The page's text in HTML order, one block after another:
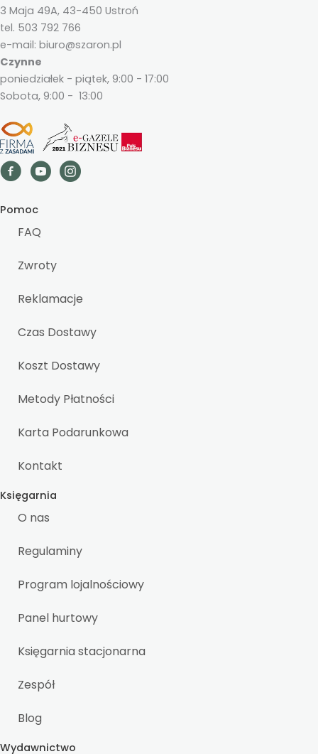
3 Maja 49A, 43-450 Ustroń
tel. 503 792 766
e-mail: biuro@szaron.pl
Czynne
poniedziałek - piątek, 9:00 - 17:00
Sobota, 9:00 - 13:00
Pomoc
FAQ
Zwroty
Reklamacje
Czas Dostawy
Koszt Dostawy
Metody Płatności
Karta Podarunkowa
Kontakt
Księgarnia
O nas
Regulaminy
Program lojalnościowy
Panel hurtowy
Księgarnia stacjonarna
Zespół
Blog
Wydawnictwo